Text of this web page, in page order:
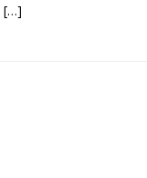
[…]